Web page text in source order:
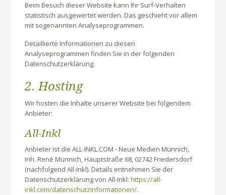
Beim Besuch dieser Website kann Ihr Surf-Verhalten
statistisch ausgewertet werden. Das geschieht vor allem
mit sogenannten Analyseprogrammen.
Detaillierte Informationen zu diesen
Analyseprogrammen finden Sie in der folgenden
Datenschutzerklärung.
2. Hosting
Wir hosten die Inhalte unserer Website bei folgendem
Anbieter:
All-Inkl
Anbieter ist die ALL-INKL.COM - Neue Medien Münnich,
Inh. René Münnich, Hauptstraße 68, 02742 Friedersdorf
(nachfolgend All-Inkl). Details entnehmen Sie der
Datenschutzerklärung von All-Inkl:https://all-
inkl.com/datenschutzinformationen/.